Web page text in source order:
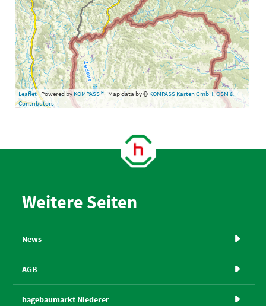
Leaflet| Powered byKOMPASS ®| Map data by © KOMPASS Karten GmbH,OSM &
Contributors
Weitere Seiten
News 
AGB 
hagebaumarkt Niederer 